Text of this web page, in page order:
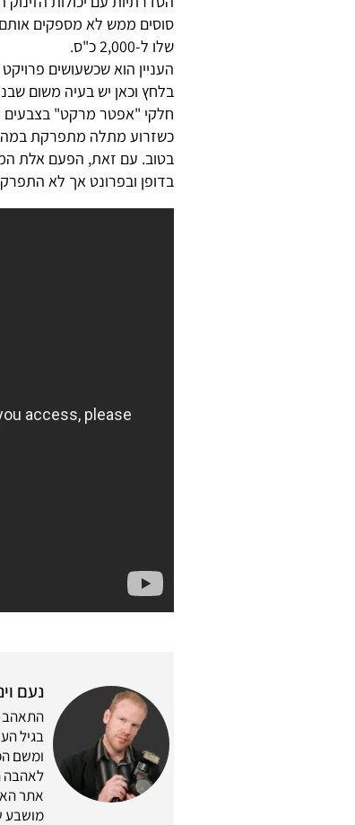
סוסים ממש לא מספקים
שלו ל-2,000 כ"ס.
העניין הוא שכשעושים
בלחץ וכאן יש בעיה משום
חלקי "אפטר מרקט" בצבעים
בטוב. עם זאת, הפעם אלת
בדופן ובפרונט אך לא
נעם
התאהב
בגיל
לאהבה
מושבע